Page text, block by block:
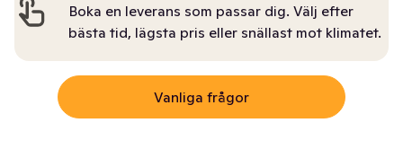
Boka en leverans som passar dig. Välj efter
bästa tid, lägsta pris eller snällast mot klimatet.
Vanliga frågor